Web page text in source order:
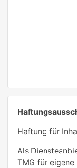
Haftung für
Als
TMG für eigene